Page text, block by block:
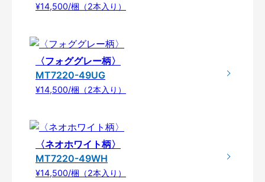
¥14,500/梱（2本入り）
〈フォググレー柄〉
MT7220-49UG
¥14,500/梱（2本入り）
〈ネオホワイト柄〉
MT7220-49WH
¥14,500/梱（2本入り）